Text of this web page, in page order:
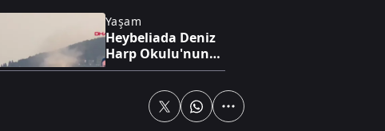
Yaşam
Heybeliada Deniz
Harp Okulu'nun
çatısında yangın